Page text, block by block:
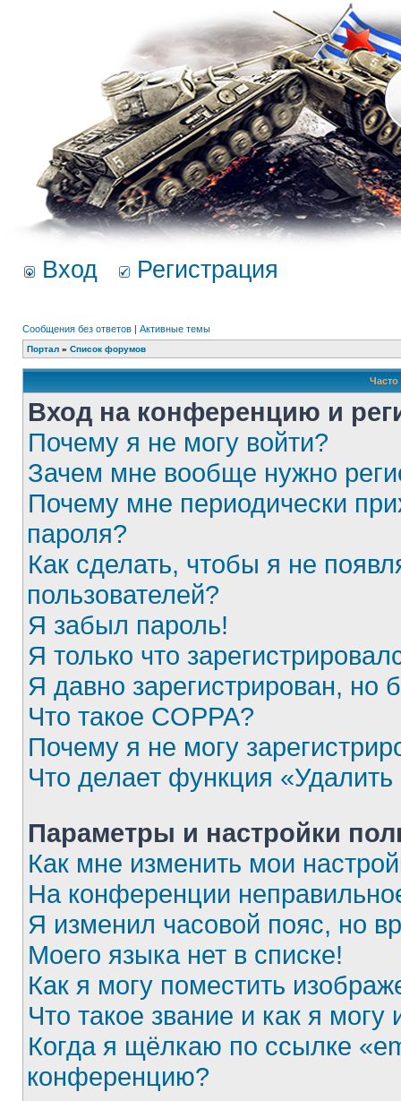
Вход Регистрация
Сообщения без ответов | Активные темы
Портал » Список форумов
Вход на конференцию и
Почему я не могу войти?
Зачем мне вообще нужно
Почему мне периодически
пароля?
Как сделать, чтобы я не
пользователей?
Я забыл пароль!
Я только что
Я давно зарегистрирован, но
Что такое COPPA?
Почему я не могу
Что делает функция
Параметры и настройки
Как мне изменить мои
На конференции
Я изменил часовой пояс, но
Моего языка нет в списке!
Как я могу поместить
Что такое звание и как я могу
Когда я щёлкаю по ссылке
конференцию?